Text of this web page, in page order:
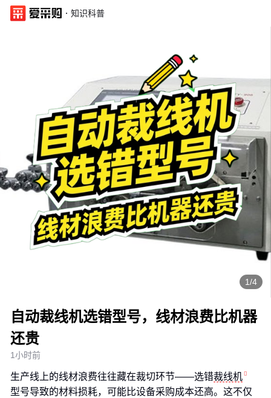
· 知识科普
1/4
自动裁线机选错型号，线材浪费比机器
还贵
1小时前
生产线上的线材浪费往往藏在裁切环节——选错裁线机
型号导致的材料损耗，可能比设备采购成本还高。这不仅